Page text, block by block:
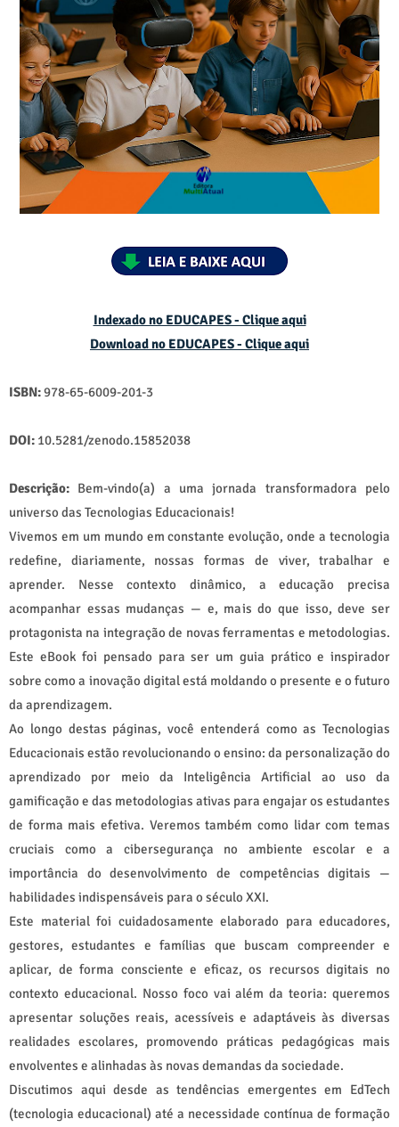
Indexado no EDUCAPES - Clique aqui
Download no EDUCAPES - Clique aqui
ISBN:978-65-6009-201-3
DOI: 10.5281/zenodo.15852038
Descrição: Bem-vindo(a) a uma jornada transformadora pelo
universo das Tecnologias Educacionais!
Vivemos em um mundo em constante evolução, onde a tecnologia
redefine, diariamente, nossas formas de viver, trabalhar e
aprender. Nesse contexto dinâmico, a educação precisa
acompanhar essas mudanças — e, mais do que isso, deve ser
protagonista na integração de novas ferramentas e metodologias.
Este eBook foi pensado para ser um guia prático e inspirador
sobre como a inovação digital está moldando o presente e o futuro
da aprendizagem.
Ao longo destas páginas, você entenderá como as Tecnologias
Educacionais estão revolucionando o ensino: da personalização do
aprendizado por meio da Inteligência Artificial ao uso da
gamificação e das metodologias ativas para engajar os estudantes
de forma mais efetiva. Veremos também como lidar com temas
cruciais como a cibersegurança no ambiente escolar e a
importância do desenvolvimento de competências digitais —
habilidades indispensáveis para o século XXI.
Este material foi cuidadosamente elaborado para educadores,
gestores, estudantes e famílias que buscam compreender e
aplicar, de forma consciente e eficaz, os recursos digitais no
contexto educacional. Nosso foco vai além da teoria: queremos
apresentar soluções reais, acessíveis e adaptáveis às diversas
realidades escolares, promovendo práticas pedagógicas mais
envolventes e alinhadas às novas demandas da sociedade.
Discutimos aqui desde as tendências emergentes em EdTech
(tecnologia educacional) até a necessidade contínua de formação